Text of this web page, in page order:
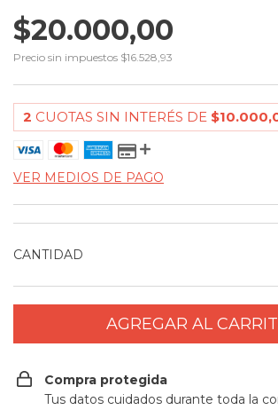
$20.000,00
Precio sin impuestos $16.528,93
2 CUOTAS SIN INTERÉS DE
VER MEDIOS DE PAGO
CANTIDAD
Compra protegida
Tus datos cuidados durante toda la